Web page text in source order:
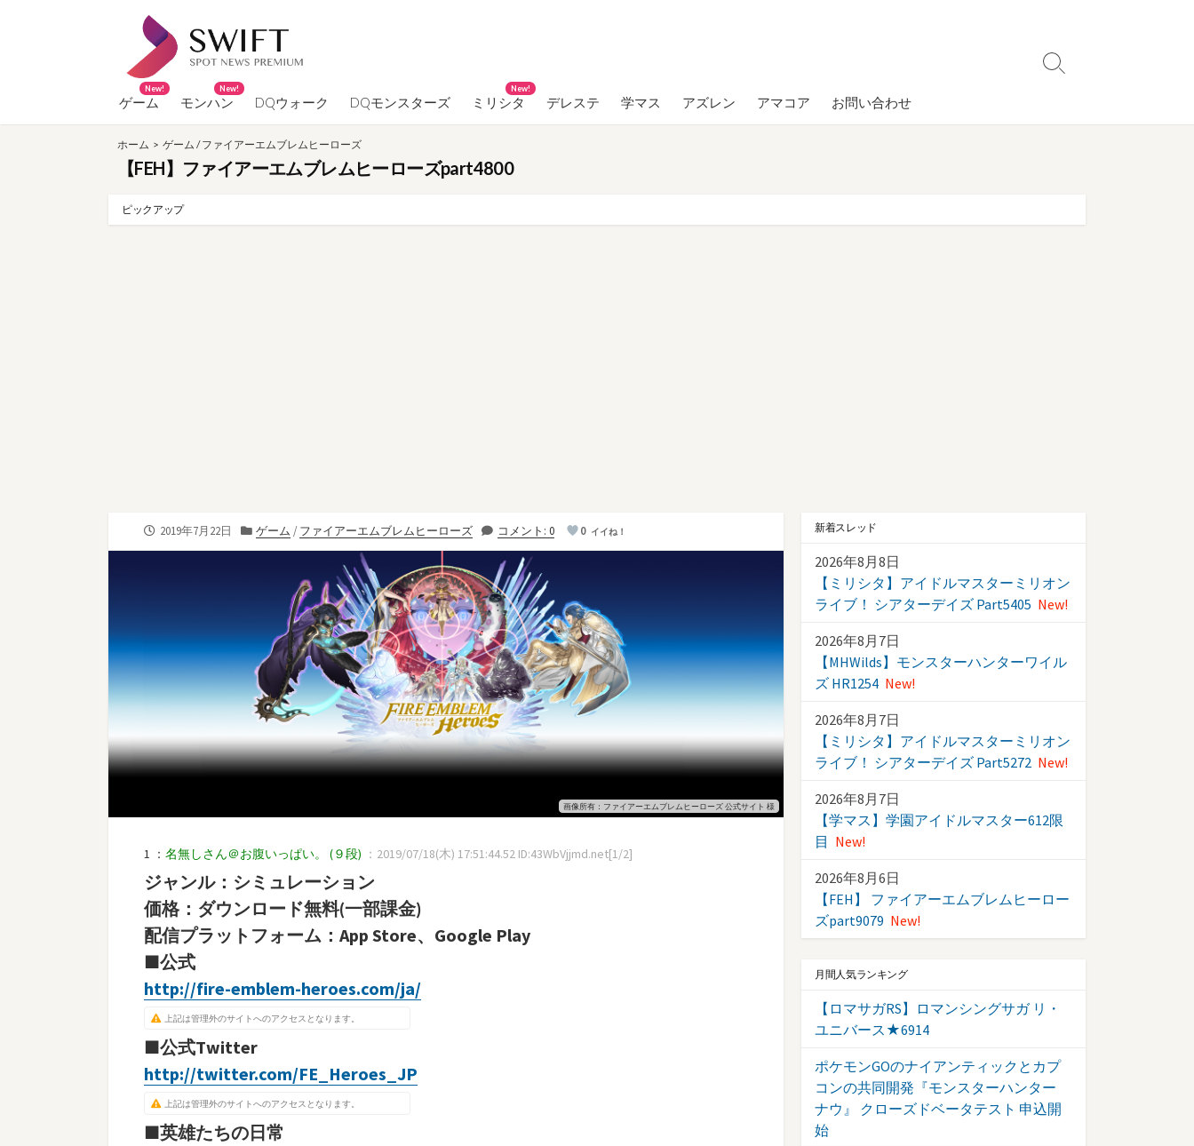
へ
ゲーム
New!
モンハン
New!
DQウォーク DQモンスターズ ミリシタ
New!
デレステ 学マス アズレン アマコア お問い合わせ
検
り
ホーム > ゲーム /ファイアーエムブレムヒーローズ
【FEH】ファイアーエムブレムヒーローズpart4800
ピックアップ
公
2019年7月22日
カ
ゲーム /ファイアーエムブレムヒーローズ コメント: 0 0 イイね！
画像所有：ファイアーエムブレムヒーローズ 公式サイト 様
1 ： 名無しさん＠お腹いっぱい。 (９段) ：2019/07/18(木) 17:51:44.52 ID:43WbVjjmd.net[1/2]
ジャンル：シミュレーション
価格：ダウンロード無料(一部課金)
配信プラットフォーム：App Store、Google Play
■公式
http://fire-emblem-heroes.com/ja/
上記は管理外のサイトへのアクセスとなります。
■公式Twitter
http://twitter.com/FE_Heroes_JP
上記は管理外のサイトへのアクセスとなります。
■英雄たちの日常
新着スレッド
2026年8月8日
【ミリシタ】アイドルマスターミリオン
ライブ！ シアターデイズ Part5405 New!
2026年8月7日
【MHWilds】モンスターハンターワイル
ズ HR1254 New!
2026年8月7日
【ミリシタ】アイドルマスターミリオン
ライブ！ シアターデイズ Part5272 New!
2026年8月7日
【学マス】学園アイドルマスター612限
目 New!
2026年8月6日
【FEH】 ファイアーエムブレムヒーロー
ズpart9079 New!
月間人気ランキング
【ロマサガRS】ロマンシングサガ リ・
ユニバース★6914
ポケモンGOのナイアンティックとカプ
コンの共同開発『モンスターハンター
ナウ』 クローズドベータテスト 申込開
始